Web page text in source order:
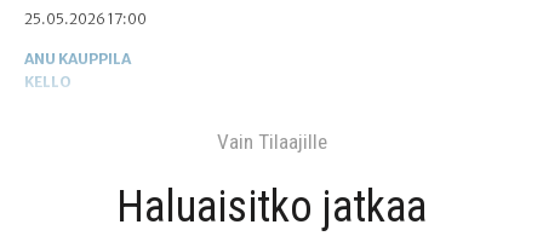
25.05.2026 17:00
ANU KAUPPILA
KELLO
Vain Tilaa­jil­le
Haluai­sit­ko jat­kaa